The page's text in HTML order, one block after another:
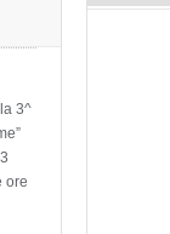
3^
ore